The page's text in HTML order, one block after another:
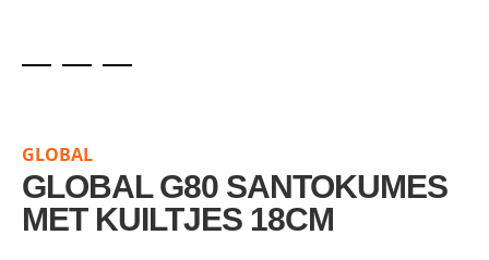
beginning
of
the
images
GLOBAL
GLOBAL G80 SANTOKUMES
MET KUILTJES 18CM